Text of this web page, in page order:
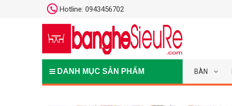
Hotline: 0943456702
DANH MỤC SẢN PHẨM BÀN